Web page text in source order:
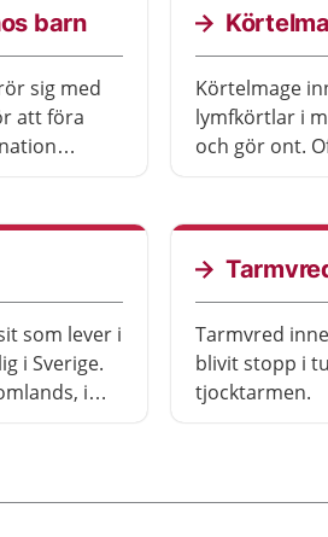
bli sjuk
barn
sig med
att föra
eftersom
så kallat
är
är mellan
Körtelmage
lymfkörtlar i
och gör ont.
förkylning
dem vid
själv utan
som lever i
i Sverige.
i
Tarmvred
blivit stopp i
tjocktarmen.